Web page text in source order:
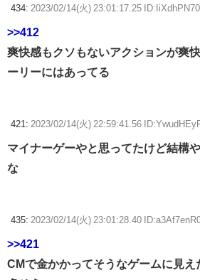
434: 2023/02/14(火) 23:01:17.25 ID:IiXdhPN70
>>412
爽快感もクソもないアクションが爽
ーリーにはあってる
421: 2023/02/14(火) 22:59:41.56
マイナーゲーやと思ってたけど結構
な
435: 2023/02/14(火) 23:01:28.40
>>421
CMで金かかってそうなゲームに見え